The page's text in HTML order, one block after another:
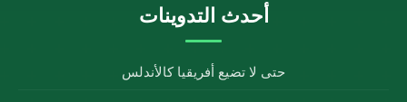
أحدث التدوينات
حتى لا تضيع أفريقيا كالأندلس